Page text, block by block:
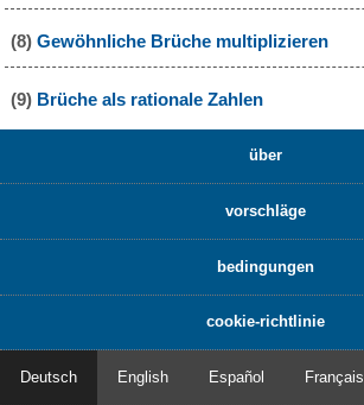
(8) Gewöhnliche Brüche multiplizieren
(9) Brüche als rationale Zahlen
über
vorschläge
bedingungen
cookie-richtlinie
Deutsch English Español Français